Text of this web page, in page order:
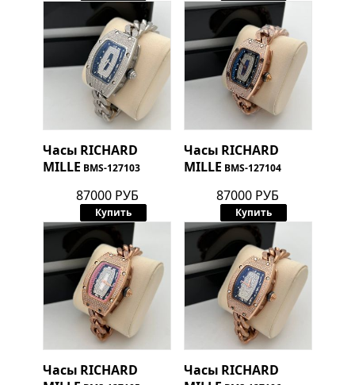
Часы RICHARD
MILLE BMS-127103
87000 РУБ
Купить
Часы RICHARD
MILLE BMS-127104
87000 РУБ
Купить
Часы RICHARD
Часы RICHARD